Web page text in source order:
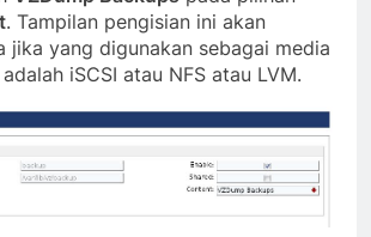
. Tampilan pengisian ini akan
jika yang digunakan sebagai media
iSCSI atau NFS atau LVM.